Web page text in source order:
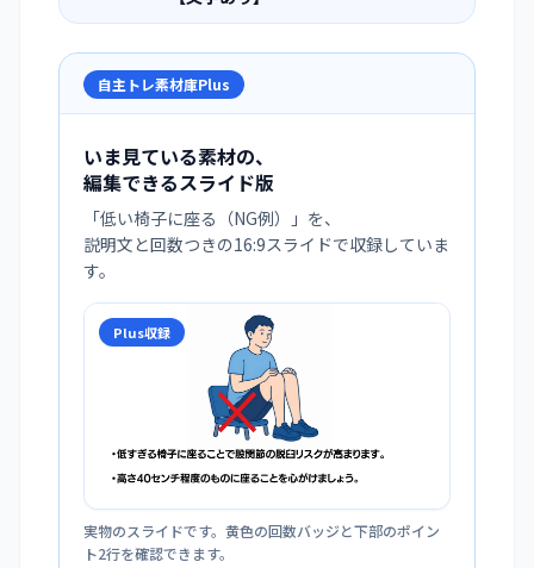
自主トレ素材庫Plus
いま見ている素材の、
編集できるスライド版
「低い椅子に座る（NG例）
」を、
説明文と回数つきの16:9スライドで収録していま
す。
Plus収録
実物のスライドです。黄色の回数バッジと下部のポイン
ト2行を確認できます。